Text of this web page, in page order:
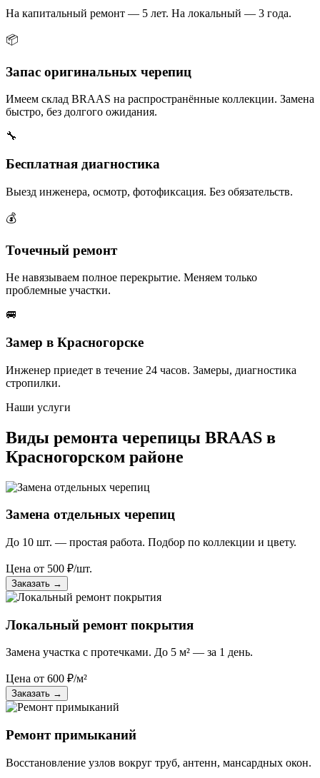
На капитальный ремонт — 5 лет. На локальный — 3 года.
📦
Запас оригинальных черепиц
Имеем склад BRAAS на распространённые коллекции. Замена
быстро, без долгого ожидания.
🔧
Бесплатная диагностика
Выезд инженера, осмотр, фотофиксация. Без обязательств.
💰
Точечный ремонт
Не навязываем полное перекрытие. Меняем только
проблемные участки.
🚐
Замер в Красногорске
Инженер приедет в течение 24 часов. Замеры, диагностика
стропилки.
Наши услуги
Виды ремонта черепицы BRAAS в
Красногорском районе
Замена отдельных черепиц
До 10 шт. — простая работа. Подбор по коллекции и цвету.
Цена от 500 ₽/шт.
Заказать →
Локальный ремонт покрытия
Замена участка с протечками. До 5 м² — за 1 день.
Цена от 600 ₽/м²
Заказать →
Ремонт примыканий
Восстановление узлов вокруг труб, антенн, мансардных окон.